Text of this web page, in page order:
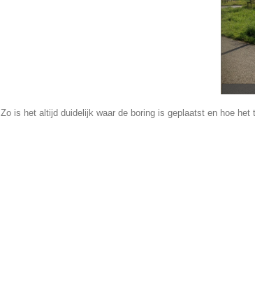
Zo is het altijd duidelijk waar de boring is geplaatst en hoe het